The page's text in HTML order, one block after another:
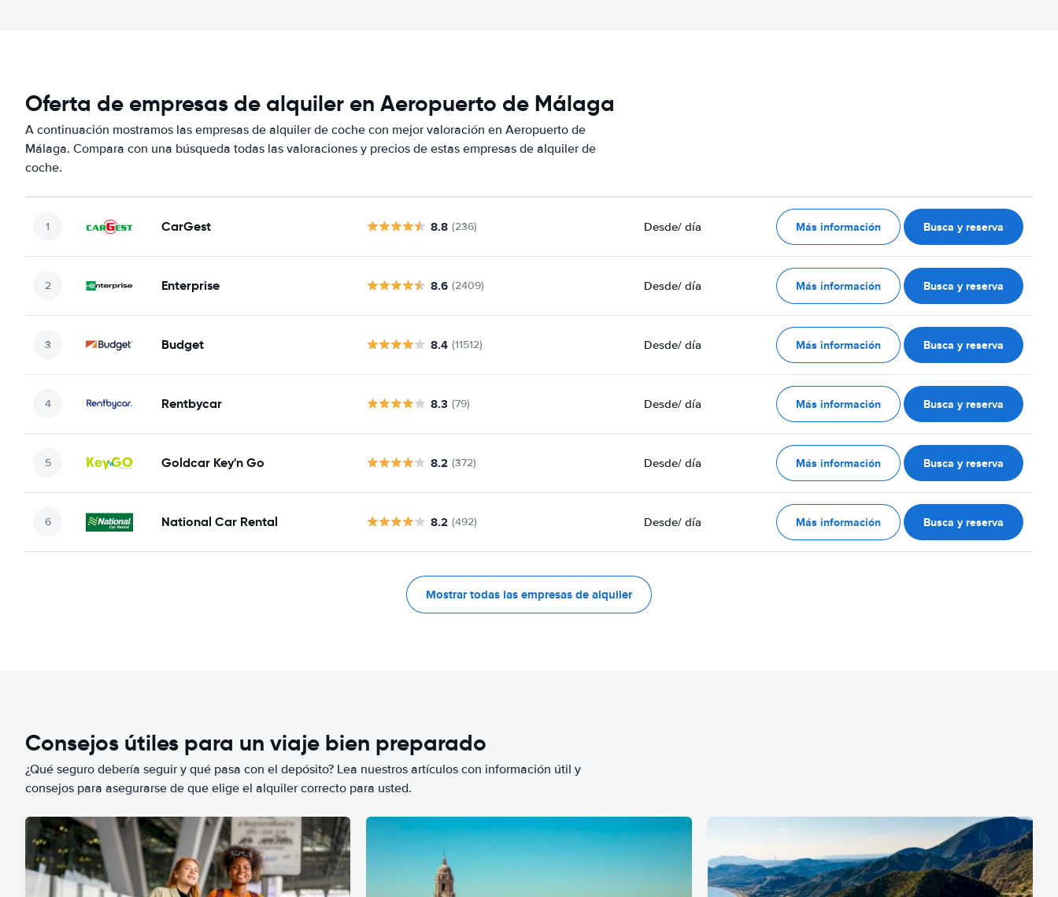
Oferta de empresas de alquiler en Aeropuerto de Málaga
A continuación mostramos las empresas de alquiler de coche con mejor valoración en Aeropuerto de
Málaga. Compara con una búsqueda todas las valoraciones y precios de estas empresas de alquiler de
coche.
CarGest 8.8 (236) Desde/ día Más información Busca y reserva
Enterprise 8.6 (2409) Desde/ día Más información Busca y reserva
Budget 8.4 (11512) Desde/ día Más información Busca y reserva
Rentbycar 8.3 (79) Desde/ día Más información Busca y reserva
Goldcar Key'n Go 8.2 (372) Desde/ día Más información Busca y reserva
National Car Rental 8.2 (492) Desde/ día Más información Busca y reserva
Mostrar todas las empresas de alquiler
Consejos útiles para un viaje bien preparado
¿Qué seguro debería seguir y qué pasa con el depósito? Lea nuestros artículos con información útil y
consejos para asegurarse de que elige el alquiler correcto para usted.